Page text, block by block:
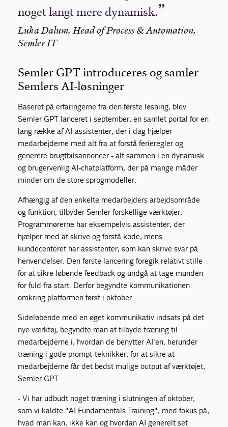
noget langt mere dynamisk.
Luka Dalum, Head of Process & Automation,
Semler IT
Semler GPT introduceres og samler
Semlers AI-løsninger
Baseret på erfaringerne fra den første løsning, blev
Semler GPT lanceret i september, en samlet portal for en
lang række af AI-assistenter, der i dag hjælper
medarbejderne med alt fra at forstå ferieregler og
generere brugtbilsannoncer - alt sammen i en dynamisk
og brugervenlig AI-chatplatform, der på mange måder
minder om de store sprogmodeller.
Afhængig af den enkelte medarbejders arbejdsområde
og funktion, tilbyder Semler forskellige værktøjer.
Programmørerne har eksempelvis assistenter, der
hjælper med at skrive og forstå kode, mens
kundecenteret har assistenter, som kan skrive svar på
henvendelser. Den første lancering foregik relativt stille
for at sikre løbende feedback og undgå at tage munden
for fuld fra start. Derfor begyndte kommunikationen
omkring platformen først i oktober.
Sideløbende med en øget kommunikativ indsats på det
nye værktøj, begyndte man at tilbyde træning til
medarbejderne i, hvordan de benytter AI'en, herunder
træning i gode prompt-teknikker, for at sikre at
medarbejderne får det bedst mulige output af værktøjet,
Semler GPT.
- Vi har udbudt noget træning i slutningen af oktober,
som vi kaldte "AI Fundamentals Training", med fokus på,
hvad man kan, ikke kan og hvordan AI generelt set